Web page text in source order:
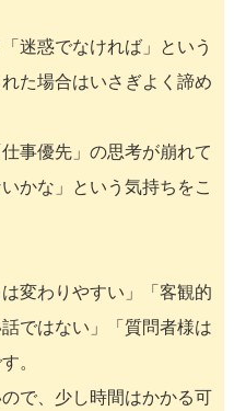
迷惑でなければ」という
た場合はいさぎよく諦め
事優先」の思考が崩れて
かな」という気持ちをこ
変わりやすい」「客観的
ではない」「質問者様は
。
で、少し時間はかかる可